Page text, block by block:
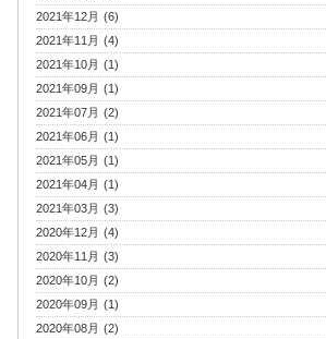
2021年12月 (6)
2021年11月 (4)
2021年10月 (1)
2021年09月 (1)
2021年07月 (2)
2021年06月 (1)
2021年05月 (1)
2021年04月 (1)
2021年03月 (3)
2020年12月 (4)
2020年11月 (3)
2020年10月 (2)
2020年09月 (1)
2020年08月 (2)